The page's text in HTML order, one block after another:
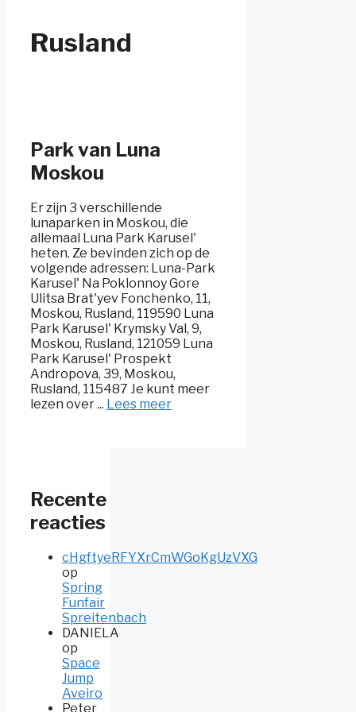
Rusland
Park van Luna
Moskou
Er zijn 3 verschillende
lunaparken in Moskou, die
allemaal Luna Park Karusel'
heten. Ze bevinden zich op de
volgende adressen: Luna-Park
Karusel' Na Poklonnoy Gore
Ulitsa Brat'yev Fonchenko, 11,
Moskou, Rusland, 119590 Luna
Park Karusel' Krymsky Val, 9,
Moskou, Rusland, 121059 Luna
Park Karusel' Prospekt
Andropova, 39, Moskou,
Rusland, 115487 Je kunt meer
lezen over ... Lees meer
Recente
reacties
cHgftyeRFYXrCmWGoKgUzVXG
op
Spring
Funfair
Spreitenbach
DANIELA
op
Space
Jump
Aveiro
Peter